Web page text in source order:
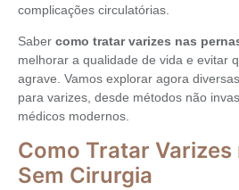
complicações circulatórias.
Saber como tratar varizes nas
melhorar a qualidade de vida e evitar
agrave. Vamos explorar agora
para varizes, desde métodos não
médicos modernos.
Como Tratar Varizes
Sem Cirurgia